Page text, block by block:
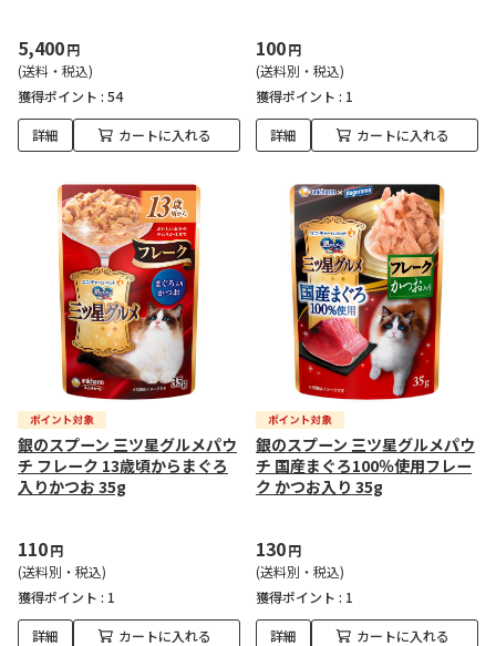
5,400円
(送料・税込)
獲得ポイント : 54
詳細 カートに入れる
100円
(送料別・税込)
獲得ポイント : 1
詳細 カートに入れる
銀のスプーン 三ツ星グルメパウ
チ フレーク 13歳頃からまぐろ
入りかつお 35g
110円
(送料別・税込)
獲得ポイント : 1
詳細 カートに入れる
銀のスプーン 三ツ星グルメパウ
チ 国産まぐろ100％使用フレー
ク かつお入り 35g
130円
(送料別・税込)
獲得ポイント : 1
詳細 カートに入れる